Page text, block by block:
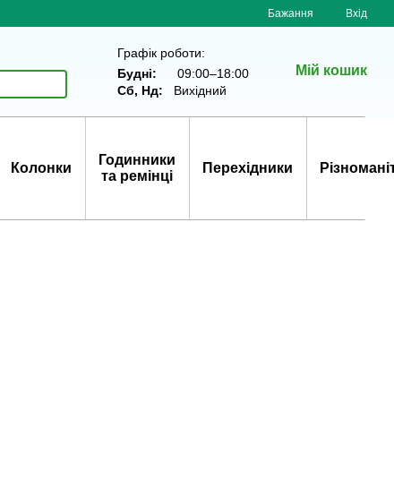
Бажання Вхід
Графік роботи:
Будні:
09:00–18:00
Сб, Нд:
Вихідний
Мій кошик
Колонки
Годинники
та ремінці
Перехідники